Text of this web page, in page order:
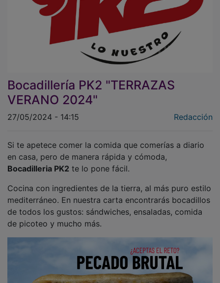
Bocadillería PK2 "TERRAZAS
VERANO 2024"
27/05/2024 - 14:15 Redacción
Si te apetece comer la comida que comerías a diario
en casa, pero de manera rápida y cómoda,
Bocadilleria PK2 te lo pone fácil.
Cocina con ingredientes de la tierra, al más puro estilo
mediterráneo. En nuestra carta encontrarás bocadillos
de todos los gustos: sándwiches, ensaladas, comida
de picoteo y mucho más.